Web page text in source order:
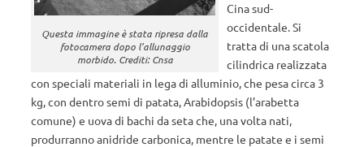
Questa immagine è stata ripresa dalla
fotocamera dopo l’allunaggio
morbido. Crediti: Cnsa
Cina sud-
occidentale. Si
tratta di una scatola
cilindrica realizzata
con speciali materiali in lega di alluminio, che pesa circa 3
kg, con dentro semi di patata, Arabidopsis (l’arabetta
comune) e uova di bachi da seta che, una volta nati,
produrranno anidride carbonica, mentre le patate e i semi